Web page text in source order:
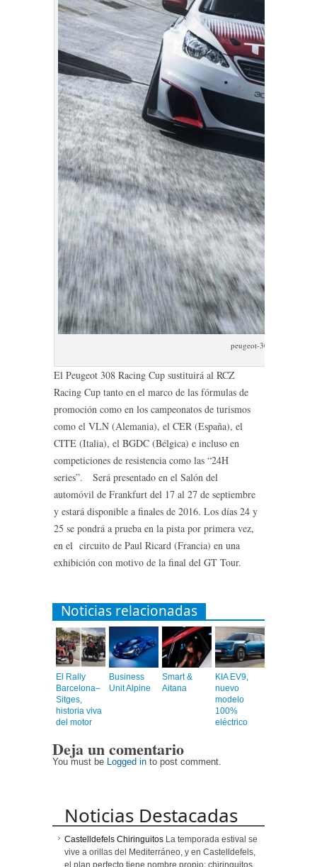
peugeot-308-racing-cup
El Peugeot 308 Racing Cup sustituirá al RCZ
Racing Cup tanto en el marco de las fórmulas de
promoción como en los campeonatos de turismos
como el VLN (Alemania), el CER (España), el
CITE (Italia), el BGDC (Bélgica) e incluso en
competiciones de resistencia como las “24H
series”. Será presentado en el Salón del
automóvil de Frankfurt del 17 al 27 de septiembre
y estará disponible a finales de 2016. Los días 24 y
25 se pondrá a prueba en la pista por primera vez,
en el circuito de Paul Ricard (Francia) en una
exhibición con motivo de la final del GT Tour.
Noticias relacionadas
El Rally
Barcelona–
Sitges,
historia viva
del motor
Business
Unit Alpine
Smart &
Aitana
KIA EV9,
nuevo
modelo
100%
eléctrico
Deja un comentario
You must be Logged in to post comment.
Noticias Destacadas
Castelldefels Chiringuitos La temporada estival se
vive a orillas del Mediterráneo, y en Castelldefels,
el plan perfecto tiene nombre propio: chiringuitos.